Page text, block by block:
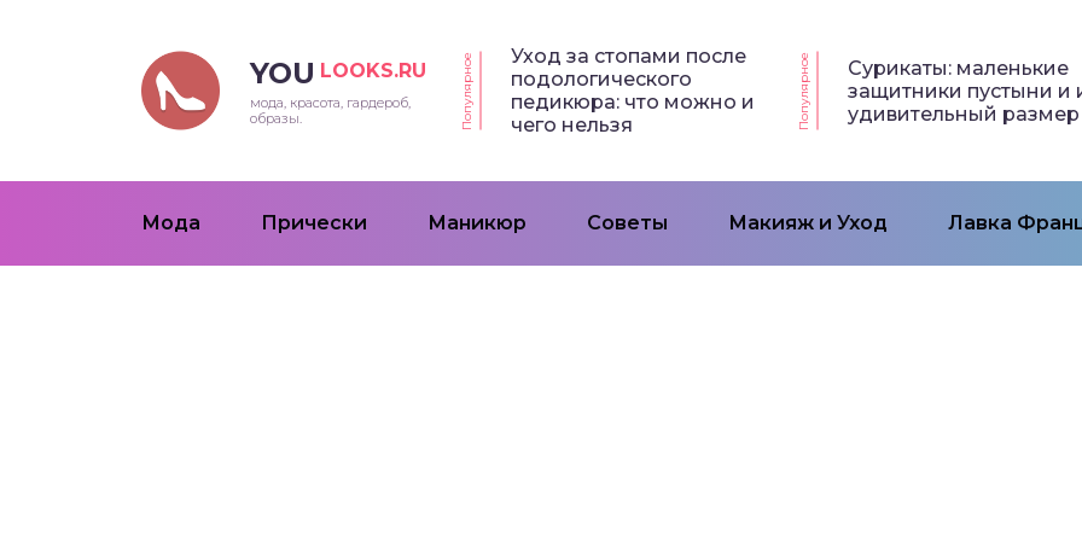
YOU LOOKS.RU
мода, красота, гардероб,
образы.
Популярное
Уход за стопами после
подологического
педикюра: что можно и
чего нельзя
Популярное
Сурикаты: маленькие
защитники пустыни и
удивительный размер
Мода Прически Маникюр Советы Макияж и Уход Лавка